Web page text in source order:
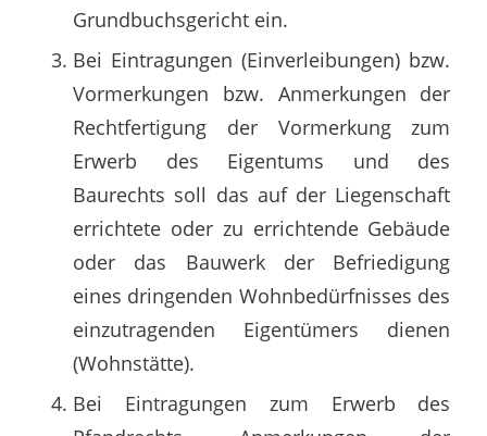
Grundbuchsgericht ein.
Bei Eintragungen (Einverleibungen) bzw.
Vormerkungen bzw. Anmerkungen der
Rechtfertigung der Vormerkung zum
Erwerb des Eigentums und des
Baurechts soll das auf der Liegenschaft
errichtete oder zu errichtende Gebäude
oder das Bauwerk der Befriedigung
eines dringenden Wohnbedürfnisses des
einzutragenden Eigentümers dienen
(Wohnstätte).
Bei Eintragungen zum Erwerb des